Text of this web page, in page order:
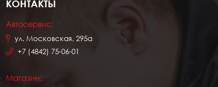
КОНТАКТЫ
Автосервис:
ул. Московская, 295а
+7 (4842) 75-06-01
Магазин: